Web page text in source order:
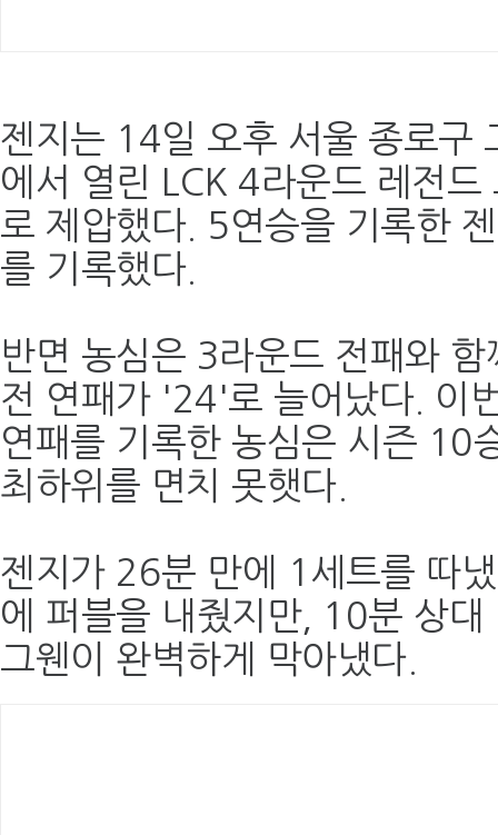
젠지는 14일 오후 서울 종로구
에서 열린 LCK 4라운드 레전
로 제압했다. 5연승을 기록한
를 기록했다.
반면 농심은 3라운드 전패와
전 연패가 '24'로 늘어났다. 이
연패를 기록한 농심은 시즌
최하위를 면치 못햇다.
젠지가 26분 만에 1세트를 따
에 퍼블을 내줬지만, 10분 상
그웬이 완벽하게 막아냈다.